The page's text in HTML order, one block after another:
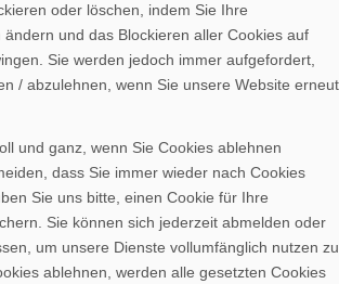
oder löschen, indem Sie Ihre
ändern und das Blockieren aller Cookies auf
Sie werden jedoch immer aufgefordert,
/ abzulehnen, wenn Sie unsere Website erneut
und ganz, wenn Sie Cookies ablehnen
dass Sie immer wieder nach Cookies
Sie uns bitte, einen Cookie für Ihre
Sie können sich jederzeit abmelden oder
um unsere Dienste vollumfänglich nutzen zu
ablehnen, werden alle gesetzten Cookies